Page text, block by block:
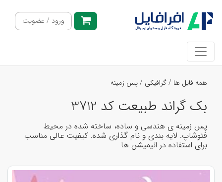
ورود / عضویت
همه فایل ها /گرافیکی /پس زمینه
بک گراند طبیعت کد 3712
پس زمینه ی هندسی و ساده، ساخته شده در محیط
فتوشاپ. لایه بندی و نام گذاری شده. کیفیت عالی مناسب
برای استفاده در انیمیشن ها